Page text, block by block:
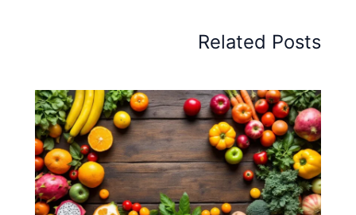
Related Posts